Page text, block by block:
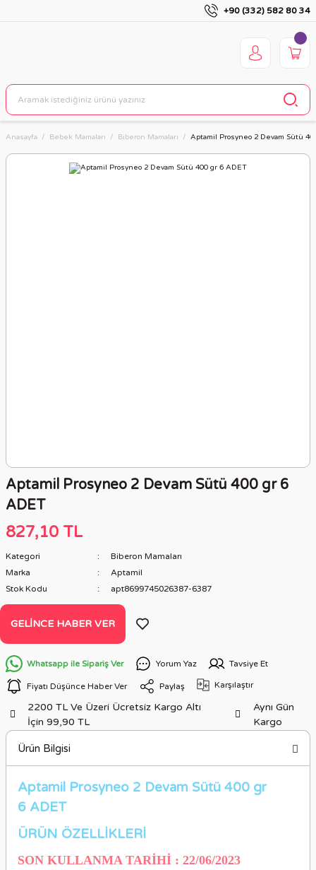
+90 (332) 582 80 34
Anasayfa Bebek Mamaları Biberon Mamaları Aptamil Prosyneo 2 Devam Sütü
Aptamil Prosyneo 2 Devam Sütü 400 gr 6
ADET
827,10 TL
Kategori
Biberon Mamaları
Marka
Aptamil
Stok Kodu
apt8699745026387-6387
GELINCE HABER VER
Whatsapp ile Sipariş Ver Yorum Yaz Tavsiye Et
Fiyatı Düşünce Haber Ver Paylaş Karşılaştır
2200 TL Ve Üzeri Ücretsiz Kargo Altı
İçin 99,90 TL
Aynı Gün
Kargo
Ürün Bilgisi
Aptamil Prosyneo 2 Devam Sütü 400 gr
6 ADET
ÜRÜN ÖZELLİKLERİ
SON KULLANMA TARİHİ : 22/06/2023